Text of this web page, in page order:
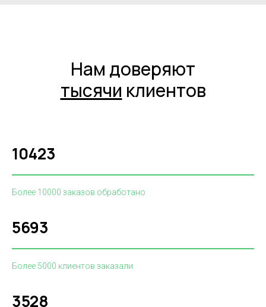
Нам доверяют
тысячи клиентов
10423
Более 10000 заказов обработано
5693
Более 5000 клиентов заказали
3528